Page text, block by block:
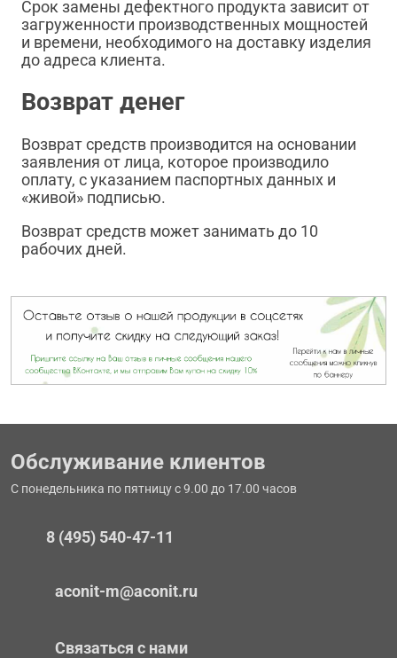
Срок замены дефектного продукта зависит от
загруженности производственных мощностей
и времени, необходимого на доставку изделия
до адреса клиента.
Возврат денег
Возврат средств производится на основании
заявления от лица, которое производило
оплату, с указанием паспортных данных и
«живой» подписью.
Возврат средств может занимать до 10
рабочих дней.
Обслуживание клиентов
С понедельника по пятницу с 9.00 до 17.00 часов
8 (495) 540-47-11
aconit-m@aconit.ru
Связаться с нами